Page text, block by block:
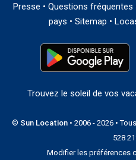
Presse • Questions fréquentes
pays • Sitemap •
Trouvez le soleil de vos
© Sun Location• 2006 - 2026 •
528
Modifier les préférences